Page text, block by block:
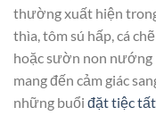
thường xuất hiện
thìa, tôm sú hấp, cá
hoặc sườn non nướng
mang đến cảm giác
những buổi đặt tiệc